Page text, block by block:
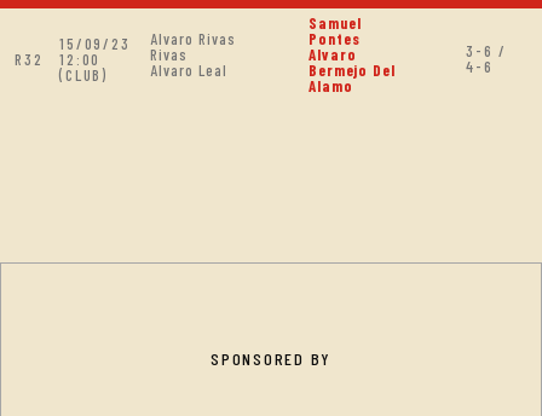
R32
15/09/23
12:00
(CLUB)
Alvaro Rivas
Rivas
Alvaro Leal
Samuel
Pontes
Alvaro
Bermejo Del
Alamo
3-6 /
4-6
SPONSORED BY